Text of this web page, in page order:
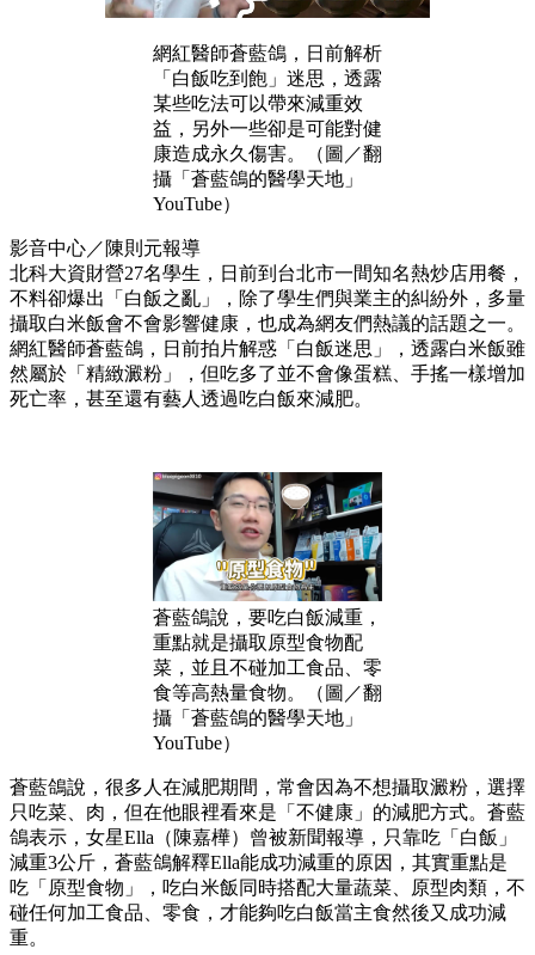
網紅醫師蒼藍鴿，日前解析
「白飯吃到飽」迷思，透露
某些吃法可以帶來減重效
益，另外一些卻是可能對健
康造成永久傷害。（圖／翻
攝「蒼藍鴿的醫學天地」
YouTube）
影音中心／陳則元報導
北科大資財營27名學生，日前到台北市一間知名熱炒店用餐，
不料卻爆出「白飯之亂」，除了學生們與業主的糾紛外，多量
攝取白米飯會不會影響健康，也成為網友們熱議的話題之一。
網紅醫師蒼藍鴿，日前拍片解惑「白飯迷思」，透露白米飯雖
然屬於「精緻澱粉」，但吃多了並不會像蛋糕、手搖一樣增加
死亡率，甚至還有藝人透過吃白飯來減肥。
蒼藍鴿說，要吃白飯減重，
重點就是攝取原型食物配
菜，並且不碰加工食品、零
食等高熱量食物。（圖／翻
攝「蒼藍鴿的醫學天地」
YouTube）
蒼藍鴿說，很多人在減肥期間，常會因為不想攝取澱粉，選擇
只吃菜、肉，但在他眼裡看來是「不健康」的減肥方式。蒼藍
鴿表示，女星Ella（陳嘉樺）曾被新聞報導，只靠吃「白飯」
減重3公斤，蒼藍鴿解釋Ella能成功減重的原因，其實重點是
吃「原型食物」，吃白米飯同時搭配大量蔬菜、原型肉類，不
碰任何加工食品、零食，才能夠吃白飯當主食然後又成功減
重。